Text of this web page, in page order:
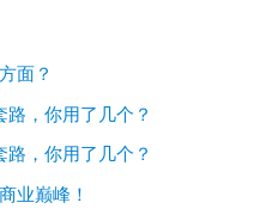
面？
，你用了几个？
，你用了几个？
业巅峰！